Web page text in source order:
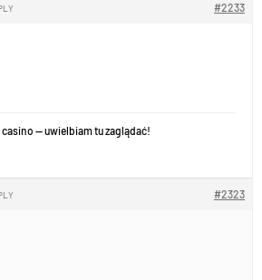
#2233
— uwielbiam tu zaglądać!
#2323